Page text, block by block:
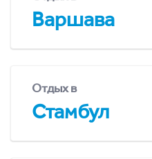
Варшава
Отдых в
Стамбул